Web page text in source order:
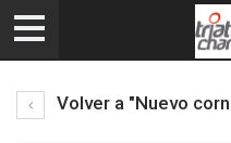
Volver a "Nuevo